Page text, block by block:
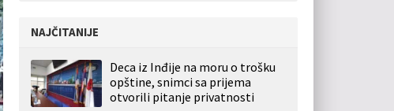
NAJČITANIJE
Deca iz Inđije na moru o trošku
opštine, snimci sa prijema
otvorili pitanje privatnosti